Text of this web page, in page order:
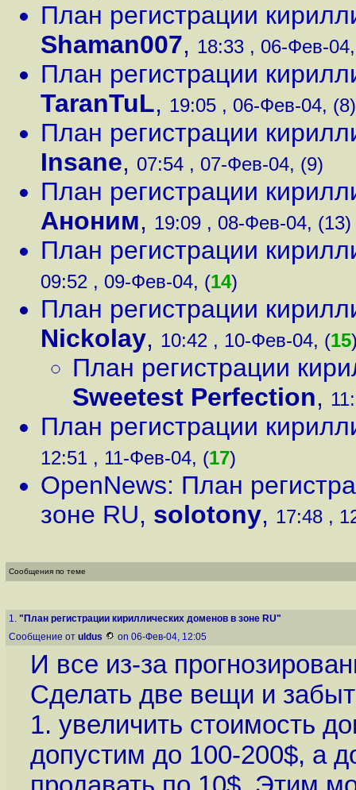
План регистрации
Shaman007, 18:33 , 06-Фев-
План регистрации
TaranTuL, 19:05 , 06-Фев-04, (8)
План регистрации
Insane, 07:54 , 07-Фев-04, (9)
План регистрации
Аноним, 19:09 , 08-Фев-04, (13)
План регистрации
09:52 , 09-Фев-04, (14)
План регистрации
Nickolay, 10:42 , 10-Фев-04, (15
План регистрации
Sweetest Perfection,
План регистрации
12:51 , 11-Фев-04, (17)
OpenNews: План
зоне RU, solotony, 17:48 ,
Сообщения по теме
1. "План регистрации кириллических доменов в зоне RU"
Сообщение от uldus on 06-Фев-04, 12:05
И все из-за
Сделать две вещи и
1. увеличить стоимость
допустим до 100-200$, а